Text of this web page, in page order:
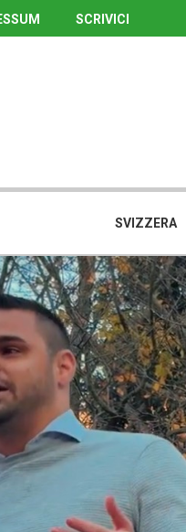
SCRIVICI
SVIZZERA